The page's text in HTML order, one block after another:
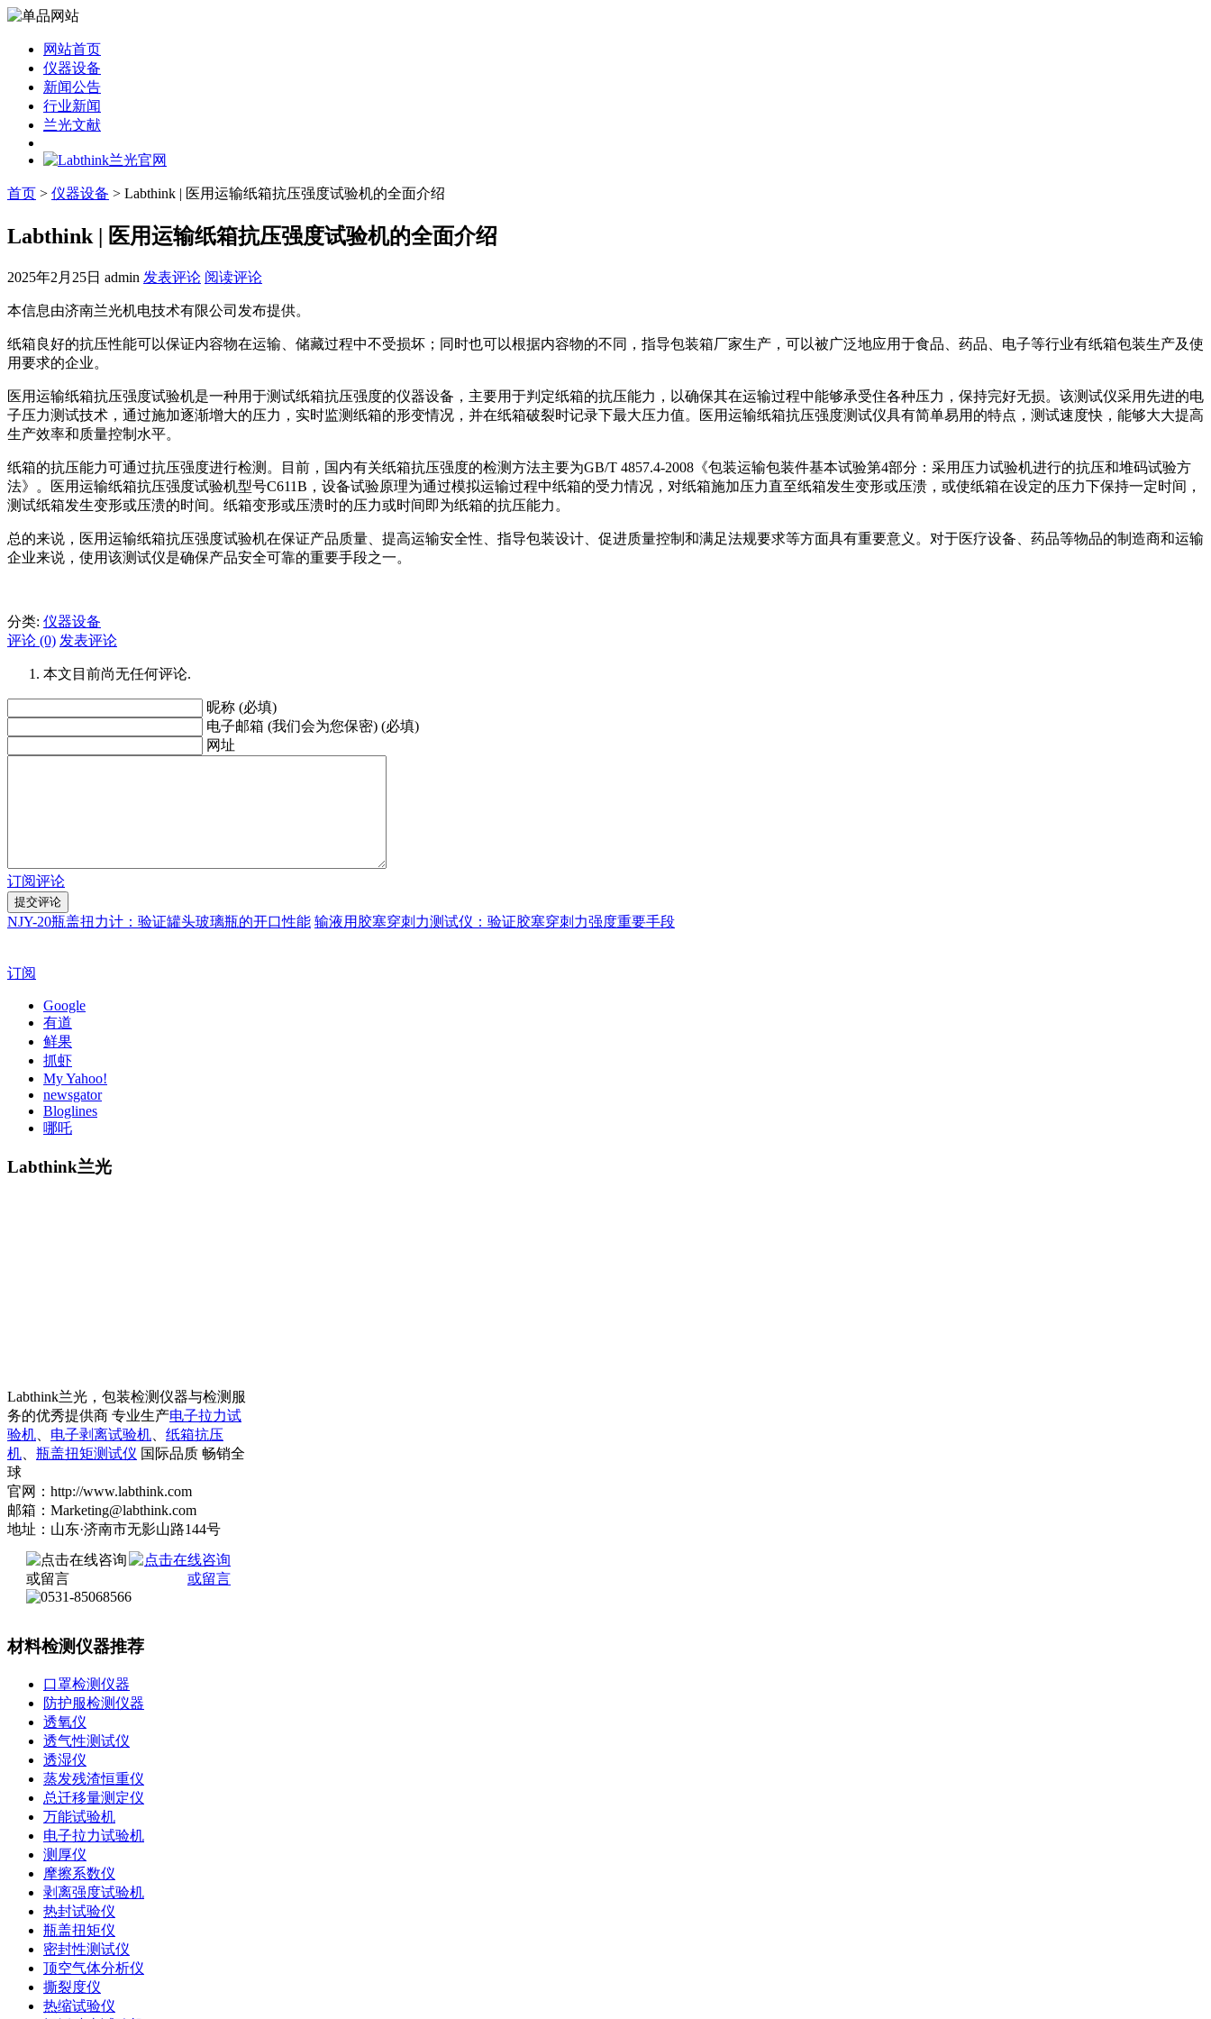
网站首页
仪器设备
新闻公告
行业新闻
兰光文献
首页 > 仪器设备 > Labthink | 医用运输纸箱抗压强度试验机的全面介绍
Labthink | 医用运输纸箱抗压强度试验机的全面介绍
2025年2月25日 admin 发表评论 阅读评论
本信息由济南兰光机电技术有限公司发布提供。
纸箱良好的抗压性能可以保证内容物在运输、储藏过程中不受损坏；同时也可以根据内容物的不同，指导包装箱厂家生产，可以被广泛地应用于食品、药品、电子等行业有纸箱包装生产及使
用要求的企业。
医用运输纸箱抗压强度试验机是一种用于测试纸箱抗压强度的仪器设备，主要用于判定纸箱的抗压能力，以确保其在运输过程中能够承受住各种压力，保持完好无损。该测试仪采用先进的电
子压力测试技术，通过施加逐渐增大的压力，实时监测纸箱的形变情况，并在纸箱破裂时记录下最大压力值。医用运输纸箱抗压强度测试仪具有简单易用的特点，测试速度快，能够大大提高
生产效率和质量控制水平。
纸箱的抗压能力可通过抗压强度进行检测。目前，国内有关纸箱抗压强度的检测方法主要为GB/T 4857.4-2008《包装运输包装件基本试验第4部分：采用压力试验机进行的抗压和堆码试验方
法》。医用运输纸箱抗压强度试验机型号C611B，设备试验原理为通过模拟运输过程中纸箱的受力情况，对纸箱施加压力直至纸箱发生变形或压溃，或使纸箱在设定的压力下保持一定时间，
测试纸箱发生变形或压溃的时间。纸箱变形或压溃时的压力或时间即为纸箱的抗压能力。
总的来说，医用运输纸箱抗压强度试验机在保证产品质量、提高运输安全性、指导包装设计、促进质量控制和满足法规要求等方面具有重要意义。对于医疗设备、药品等物品的制造商和运输
企业来说，使用该测试仪是确保产品安全可靠的重要手段之一。
分类: 仪器设备
评论 (0) 发表评论
本文目前尚无任何评论.
昵称 (必填)
电子邮箱 (我们会为您保密) (必填)
网址
订阅评论
NJY-20瓶盖扭力计：验证罐头玻璃瓶的开口性能 输液用胶塞穿刺力测试仪：验证胶塞穿刺力强度重要手段
订阅
Google
有道
鲜果
抓虾
My Yahoo!
newsgator
Bloglines
哪吒
Labthink兰光
Labthink兰光，包装检测仪器与检测服
务的优秀提供商 专业生产电子拉力试
验机
电子剥离试验机
纸箱抗压
机
瓶盖扭矩测试仪 国际品质 畅销全
球
官网：http://www.labthink.com
邮箱：Marketing@labthink.com
地址：山东·济南市无影山路144号
材料检测仪器推荐
口罩检测仪器
防护服检测仪器
透氧仪
透气性测试仪
透湿仪
蒸发残渣恒重仪
总迁移量测定仪
万能试验机
电子拉力试验机
测厚仪
摩擦系数仪
剥离强度试验机
热封试验仪
瓶盖扭矩仪
密封性测试仪
顶空气体分析仪
撕裂度仪
热缩试验仪